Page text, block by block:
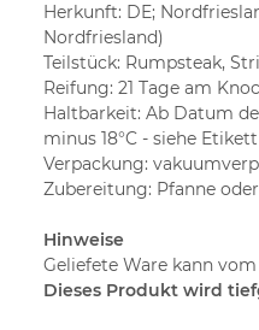
Herkunft: DE;
Nordfriesland)
Teilstück: Rumpsteak,
Reifung: 21 Tage am
Haltbarkeit: Ab Datum
minus 18°C - siehe Etikett
Verpackung:
Zubereitung: Pfanne
Hinweise
Geliefete Ware kann
Dieses Produkt wird